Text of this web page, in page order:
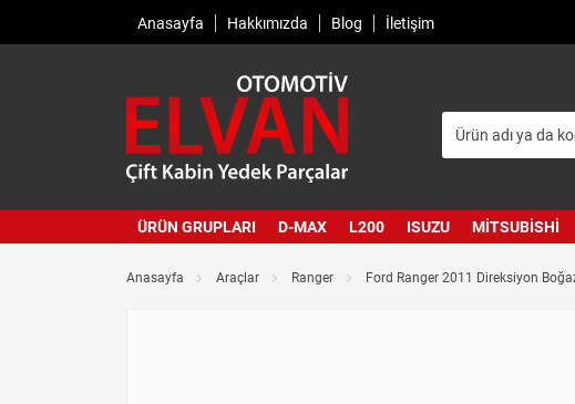
Anasayfa Hakkımızda Blog İletişim
ÜRÜN GRUPLARI D-MAX L200 ISUZU MITSUBISHI
Anasayfa Araçlar Ranger Ford Ranger 2011 Direksiyon